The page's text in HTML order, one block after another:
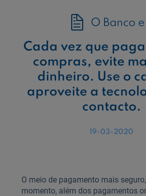
O Banco e
Cada vez que
compras, evite
dinheiro. Use o
aproveite a
contacto.
19-03-2020
O meio de pagamento mais
momento, além dos pagamentos